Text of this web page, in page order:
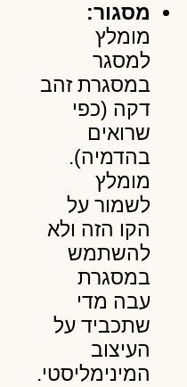
מסגור:
מומלץ
למסגר
במסגרת זהב
דקה (כפי
שרואים
בהדמיה).
מומלץ
לשמור על
הקו הזה ולא
להשתמש
במסגרת
עבה מדי
שתכביד על
העיצוב
המינימליסטי.